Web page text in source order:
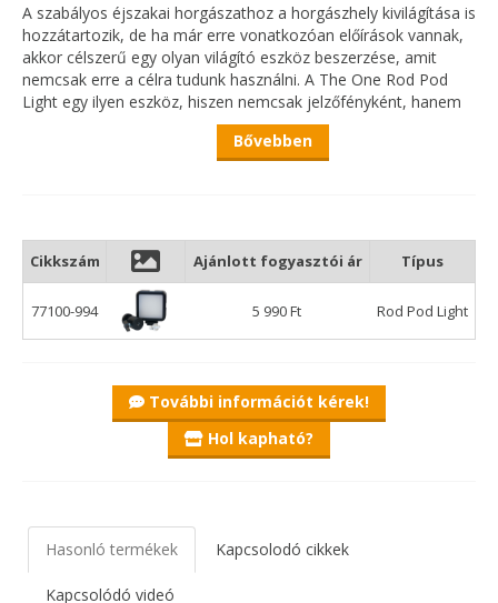
A szabályos éjszakai horgászathoz a horgászhely kivilágítása is
hozzátartozik, de ha már erre vonatkozóan előírások vannak,
akkor célszerű egy olyan világító eszköz beszerzése, amit
nemcsak erre a célra tudunk használni. A The One Rod Pod
Light egy ilyen eszköz, hiszen nemcsak jelzőfényként, hanem
segédeszközként is szolgál az éjszakai horgászat során.
A fényerő a lámpa hátulján állítható, így akár a part közeli
állítva, jelentősen megkönnyíti az éjszakai szákolást.
Ezen kívül az állítható fényerőnek köszönhetően, már
messziről is jól látszik, aminek jelentős szerepe lehet behúzós
horgászat estén, főleg, ha egy olyan vízterületen horgászunk,
mint például a Balaton.
beszerezhető, illetve bármikor cserélhető, ha már lemerült.
A nagy fényerőnek köszönhetően, akár a táborhelyet is ki
tudjuk világítani vele, de sátorvilágításként is hasznos eszköz
Bővebben
Cikkszám Ajánlott fogyasztói ár Típus
77100-994 5 990 Ft Rod Pod Light
További információt kérek!
Hol kapható?
Hasonló termékek Kapcsolodó cikkek
Kapcsolódó videó